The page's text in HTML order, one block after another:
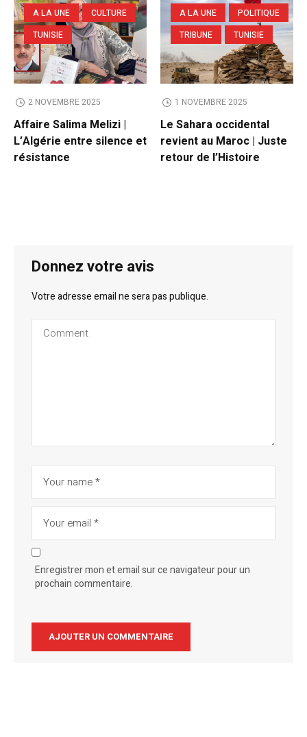
A LA UNE
CULTURE
TUNISIE
2 NOVEMBRE 2025
Affaire Salima Melizi |
L’Algérie entre silence et
résistance
A LA UNE
POLITIQUE
TRIBUNE
TUNISIE
1 NOVEMBRE 2025
Le Sahara occidental
revient au Maroc | Juste
retour de l’Histoire
Donnez votre avis
Votre adresse email ne sera pas publique.
Enregistrer mon et email sur ce navigateur pour un
prochain commentaire.